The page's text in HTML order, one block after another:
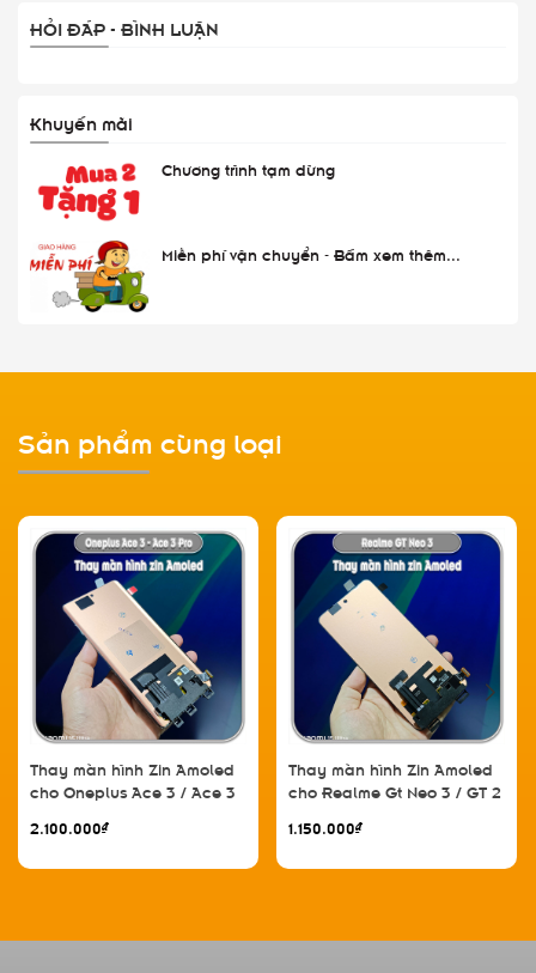
HỎI ĐÁP - BÌNH LUẬN
Khuyến mãi
Chương trình tạm dừng
Miễn phí vận chuyển - Bấm xem thêm...
Sản phẩm cùng loại
Thay màn hình Zin Amoled
cho Oneplus Ace 3 / Ace 3
Neo 6 / GT Neo 6 Pro / GT
2.100.000₫
Thay màn hình Zin Amoled
cho Realme Gt Neo 3 / GT 2
Pro 5G / 1+ 10R
1.150.000₫